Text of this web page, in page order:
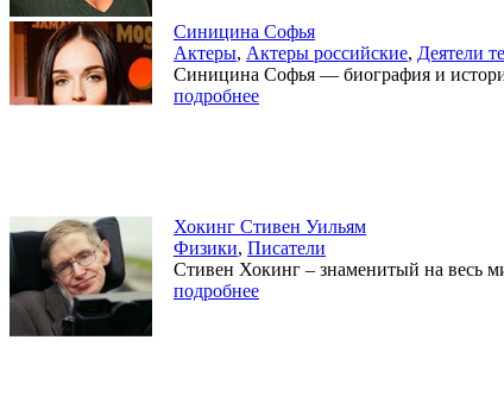
Синицина Софья
Актеры, Актеры российские, Деятели
Синицина Софья — биография и
подробнее
Хокинг Стивен Уильям
Физики, Писатели
Стивен Хокинг – знаменитый на весь
подробнее